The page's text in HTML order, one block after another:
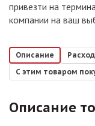
привезти на
компании на ваш
Описание
С этим товаром
Описание